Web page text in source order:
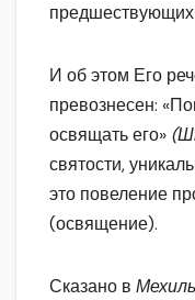
И об этом Его
превознесен:
освящать его»
святости,
это повеление
(освящение).
Сказано в